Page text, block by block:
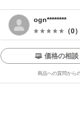
ogn********
（0）
価格の相談
商品への質問から